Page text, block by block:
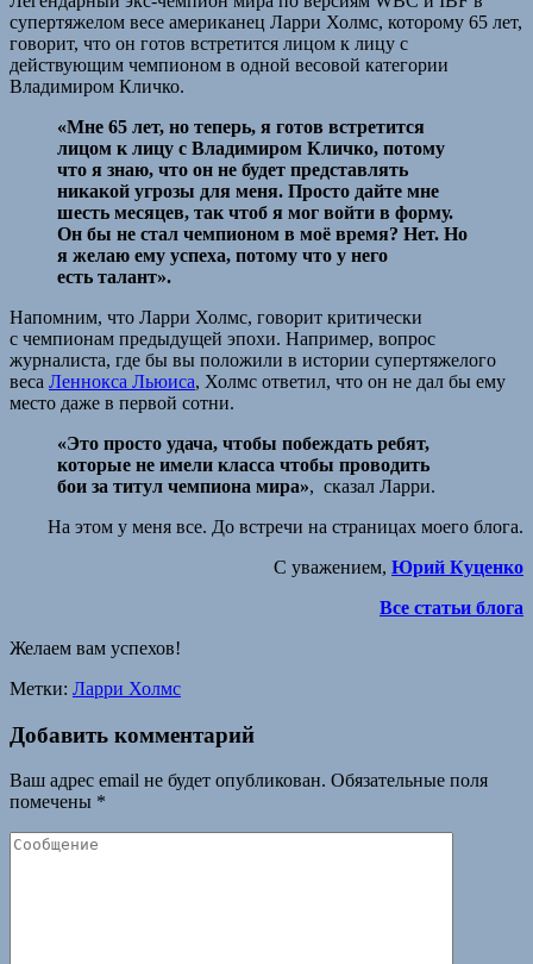
супертяжелом весе американец Ларри Холмс, которому 65 лет,
говорит, что он готов встретится лицом к лицу с
действующим чемпионом в одной весовой категории
Владимиром Кличко.
«Мне 65 лет, но теперь, я готов встретится
лицом к лицу с Владимиром Кличко, потому
что я знаю, что он не будет представлять
никакой угрозы для меня. Просто дайте мне
шесть месяцев, так чтоб я мог войти в форму.
Он бы не стал чемпионом в моё время? Нет. Но
я желаю ему успеха, потому что у него
есть талант».
Напомним, что Ларри Холмс, говорит критически
с чемпионам предыдущей эпохи. Например, вопрос
журналиста, где бы вы положили в истории супертяжелого
веса Леннокса Льюиса, Холмс ответил, что он не дал бы ему
место даже в первой сотни.
«Это просто удача, чтобы побеждать ребят,
которые не имели класса чтобы проводить
бои за титул чемпиона мира», сказал Ларри.
На этом у меня все. До встречи на страницах моего блога.
С уважением, Юрий Куценко
Все статьи блога
Желаем вам успехов!
Метки: Ларри Холмс
Добавить комментарий
Ваш адрес email не будет опубликован. Обязательные поля
помечены *